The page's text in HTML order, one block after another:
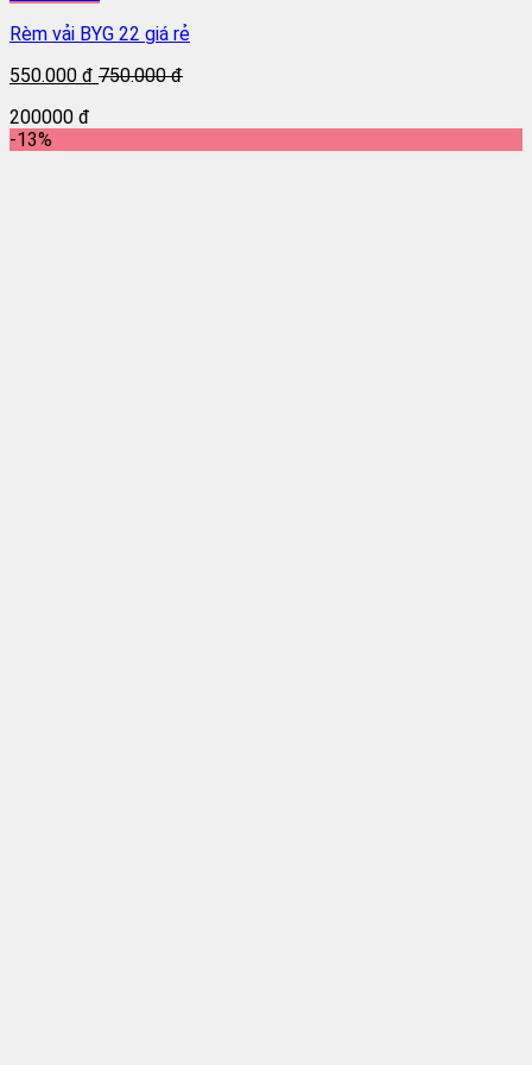
Rèm vải BYG 22 giá rẻ
550.000 đ 750.000 đ
200000 đ
-13%